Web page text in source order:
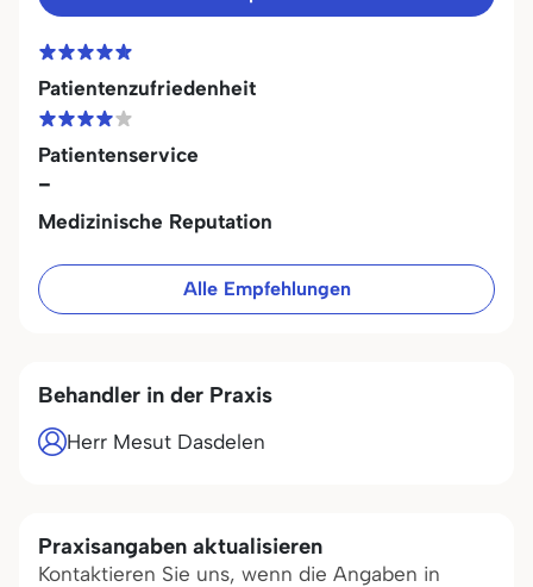
Patientenzufriedenheit
Patientenservice
-
Medizinische Reputation
Alle Empfehlungen
Behandler in der Praxis
Herr Mesut Dasdelen
Praxisangaben aktualisieren
Kontaktieren Sie uns, wenn die Angaben in